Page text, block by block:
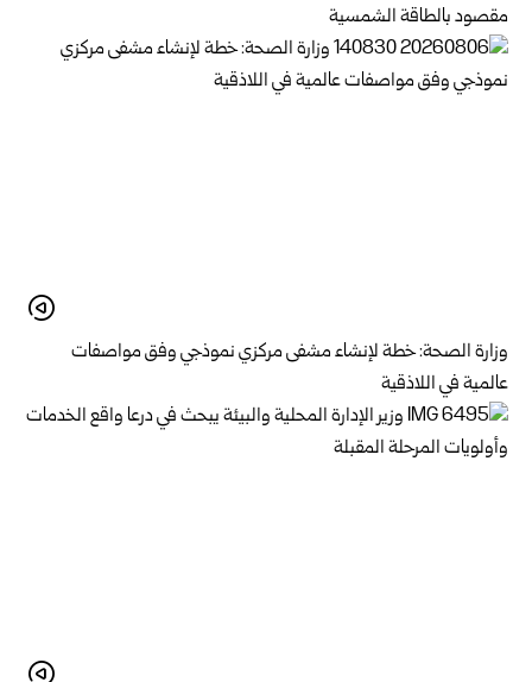
مقصود بالطاقة الشمسية
وزارة الصحة: خطة لإنشاء مشفى مركزي نموذجي وفق مواصفات
عالمية في اللاذقية